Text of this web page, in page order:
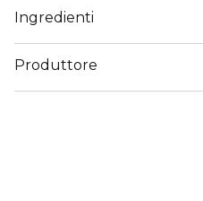
disteso e ringiovanito.
Ingredienti
Produttore